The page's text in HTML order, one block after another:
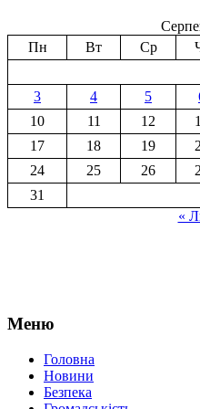
Пн
Вт Ср
3
4 5
10
11 12
17
18 19
24
25 26
31
«
Меню
Головна
Новини
Безпека